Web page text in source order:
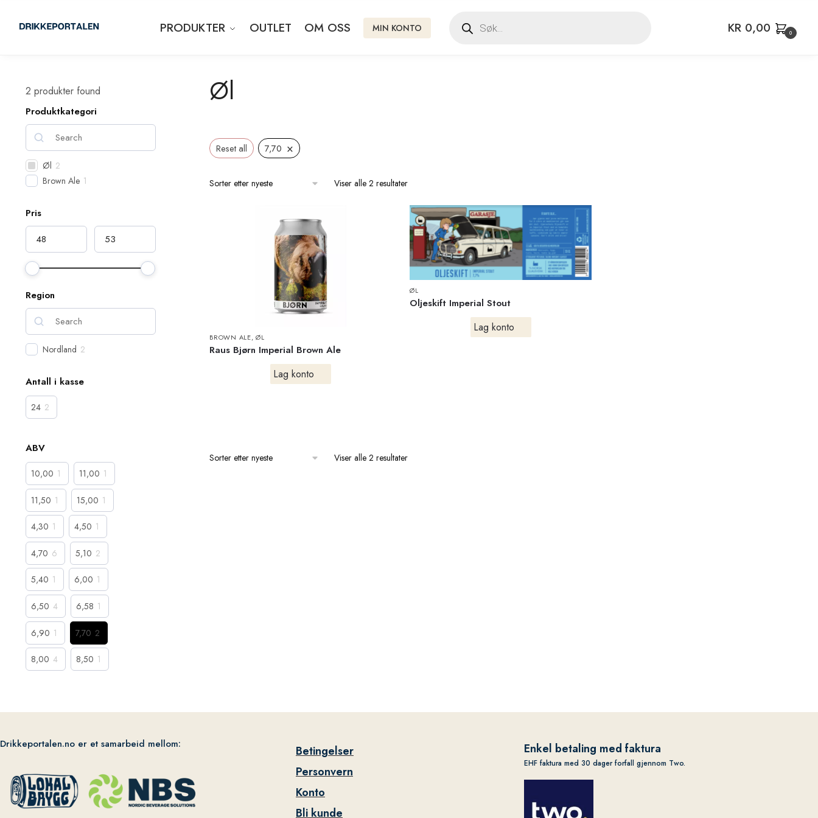
PRODUKTER OUTLET OM OSS MIN KONTO KR 0,00 0
Øl
Reset all 7,70 ×
Viser alle 2 resultater
BROWN ALE,ØL
Raus Bjørn Imperial Brown Ale
Lag konto
ØL
Oljeskift Imperial Stout
Lag konto
Viser alle 2 resultater
2 produkter found
Produktkategori
Øl 2
Brown Ale 1
Pris
Region
Nordland 2
Antall i kasse
24 2
ABV
10,00 1 11,00 1
11,50 1 15,00 1
4,30 1 4,50 1
4,70 6 5,10 2
5,40 1 6,00 1
6,50 4 6,58 1
6,90 1 7,70 2
8,00 4 8,50 1
Drikkeportalen.no er et samarbeid mellom:
Betingelser
Personvern
Konto
Bli kunde
Enkel betaling med faktura
EHF faktura med 30 dager forfall gjennom Two.